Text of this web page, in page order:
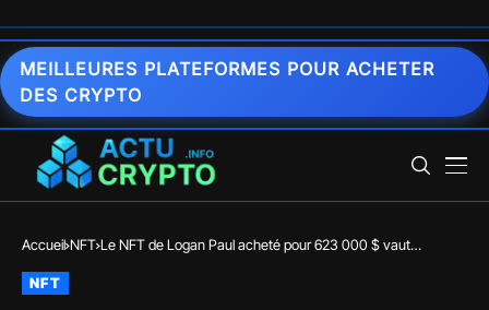
MEILLEURES PLATEFORMES POUR ACHETER
DES CRYPTO
Accueil NFT Le NFT de Logan Paul acheté pour 623 000 $ vaut
NFT